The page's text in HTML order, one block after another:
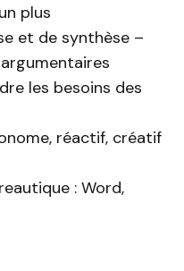
plus
et de synthèse –
les besoins des
réactif, créatif
: Word,